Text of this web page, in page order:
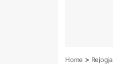
Home > Rejogja